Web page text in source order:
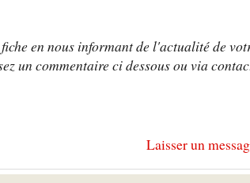
en nous informant de l'actualité de
un commentaire ci dessous ou via
Laisser un